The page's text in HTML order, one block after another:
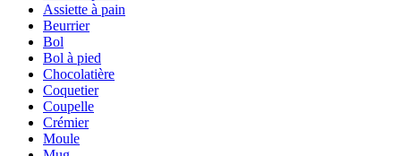
Assiette à pain
Beurrier
Bol
Bol à pied
Chocolatière
Coquetier
Coupelle
Crémier
Moule